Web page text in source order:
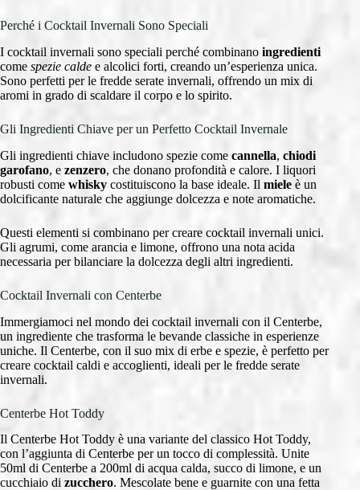
Perché i Cocktail Invernali Sono Speciali
I cocktail invernali sono speciali perché combinano ingredienti
come spezie calde e alcolici forti, creando un’esperienza unica.
Sono perfetti per le fredde serate invernali, offrendo un mix di
aromi in grado di scaldare il corpo e lo spirito.
Gli Ingredienti Chiave per un Perfetto Cocktail Invernale
Gli ingredienti chiave includono spezie come cannella, chiodi
garofano, e zenzero, che donano profondità e calore. I liquori
robusti come whisky costituiscono la base ideale. Il miele è un
dolcificante naturale che aggiunge dolcezza e note aromatiche.
Questi elementi si combinano per creare cocktail invernali unici.
Gli agrumi, come arancia e limone, offrono una nota acida
necessaria per bilanciare la dolcezza degli altri ingredienti.
Cocktail Invernali con Centerbe
Immergiamoci nel mondo dei cocktail invernali con il Centerbe,
un ingrediente che trasforma le bevande classiche in esperienze
uniche. Il Centerbe, con il suo mix di erbe e spezie, è perfetto per
creare cocktail caldi e accoglienti, ideali per le fredde serate
invernali.
Centerbe Hot Toddy
Il Centerbe Hot Toddy è una variante del classico Hot Toddy,
con l’aggiunta di Centerbe per un tocco di complessità. Unite
50ml di Centerbe a 200ml di acqua calda, succo di limone, e un
cucchiaio di zucchero. Mescolate bene e guarnite con una fetta